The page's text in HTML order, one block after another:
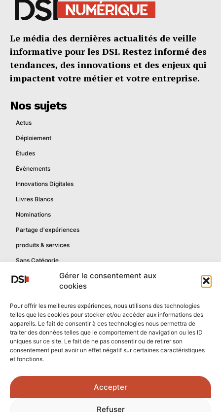
Gérer le consentement aux
cookies
Pour offrir les meilleures expériences, nous utilisons des technologies
telles que les cookies pour stocker et/ou accéder aux informations des
appareils. Le fait de consentir à ces technologies nous permettra de
traiter des données telles que le comportement de navigation ou les ID
uniques sur ce site. Le fait de ne pas consentir ou de retirer son
consentement peut avoir un effet négatif sur certaines caractéristiques
et fonctions.
Accepter
Refuser
Le média des dernières actualités de veille
informative pour les DSI. Restez informé des
tendances, des innovations et des enjeux qui
impactent votre métier et votre entreprise.
Nos sujets
Actus
Déploiement
Études
Évènements
Innovations Digitales
Livres Blancs
Nominations
Partage d'expériences
produits & services
Sans Catégorie
Mentions légales
Politique de confidentialité
Contactez-nous
Confidentialité reCAPTCHA
Conditions reCAPTCHA